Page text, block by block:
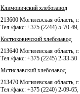
Климовичский хлебозавод
213600 Могилевская область,
Тел./факс: +375 (2244) 5-70-
Костюковичский хлебозавод
213640 Могилевская область,
Тел./факс: +375 (2245) 2-33-50
Мстиславский хлебозавод
213470 Могилевская область,
Тел./факс: +375 (2240) 2-09-